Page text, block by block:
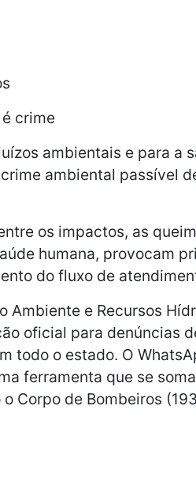
crime
ambientais e para a
ambiental passível
os impactos, as
humana, provocam
do fluxo de
Ambiente e Recursos
oficial para denúncias
todo o estado. O
ferramenta que se
Corpo de Bombeiros